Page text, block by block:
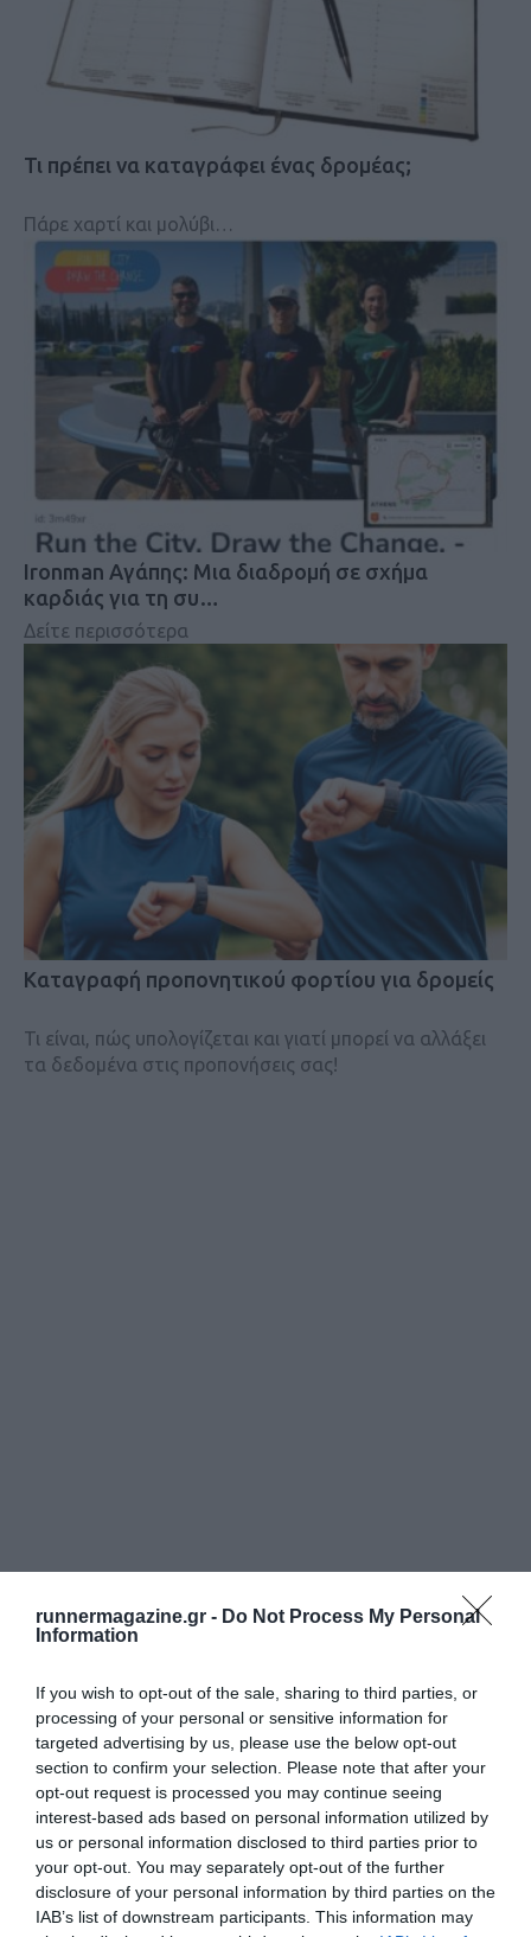
runnermagazine.gr - Do Not Process My Personal
Information
If you wish to opt-out of the sale, sharing to third parties, or
processing of your personal or sensitive information for
targeted advertising by us, please use the below opt-out
section to confirm your selection. Please note that after your
opt-out request is processed you may continue seeing
interest-based ads based on personal information utilized by
us or personal information disclosed to third parties prior to
your opt-out. You may separately opt-out of the further
disclosure of your personal information by third parties on the
IAB’s list of downstream participants. This information may
Τι πρέπει να καταγράφει ένας δρομέας;
Πάρε χαρτί και μολύβι…
Ironman Αγάπης: Μια διαδρομή σε σχήμα
καρδιάς για τη συ…
Δείτε περισσότερα
Kαταγραφή προπονητικού φορτίου για δρομείς
Τι είναι, πώς υπολογίζεται και γιατί μπορεί να αλλάξει
τα δεδομένα στις προπονήσεις σας!